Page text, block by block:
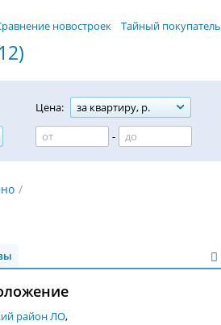
новостроек Тайный покупатель
Цена:
за квартиру, р.
-
район ЛО